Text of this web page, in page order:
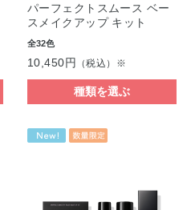
パーフェクトスムース ベー
スメイクアップ キット
全32色
10,450円 （税込）※
種類を選ぶ